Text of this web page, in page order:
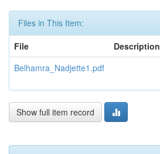
Files in This Item:
File
Description
Belhamra_Nadjette1.pdf
Show full item record